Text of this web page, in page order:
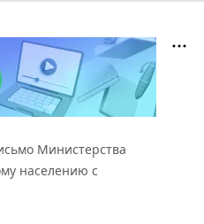
Министерства
населению с